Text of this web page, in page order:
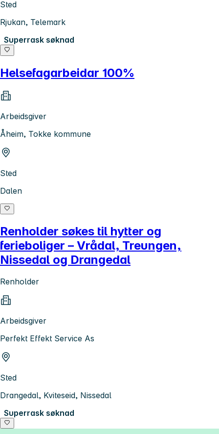
Sted
Rjukan, Telemark
Superrask søknad
Helsefagarbeidar 100%
Arbeidsgiver
Åheim, Tokke kommune
Sted
Dalen
Renholder søkes til hytter og
ferieboliger – Vrådal, Treungen,
Nissedal og Drangedal
Renholder
Arbeidsgiver
Perfekt Effekt Service As
Sted
Drangedal, Kviteseid, Nissedal
Superrask søknad